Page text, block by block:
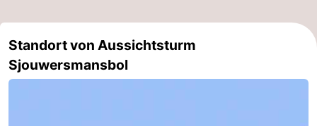
Standort von Aussichtsturm
Sjouwersmansbol